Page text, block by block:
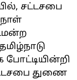
சட்டசபை
துணை